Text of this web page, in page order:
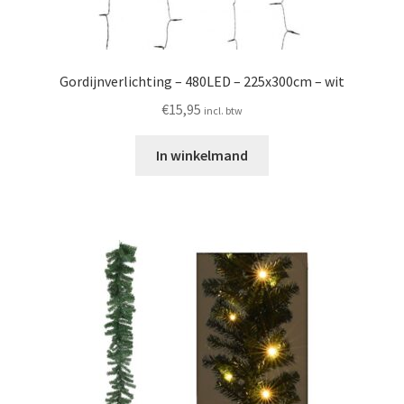
Gordijnverlichting – 480LED – 225x300cm – wit
€15,95 incl. btw
In winkelmand